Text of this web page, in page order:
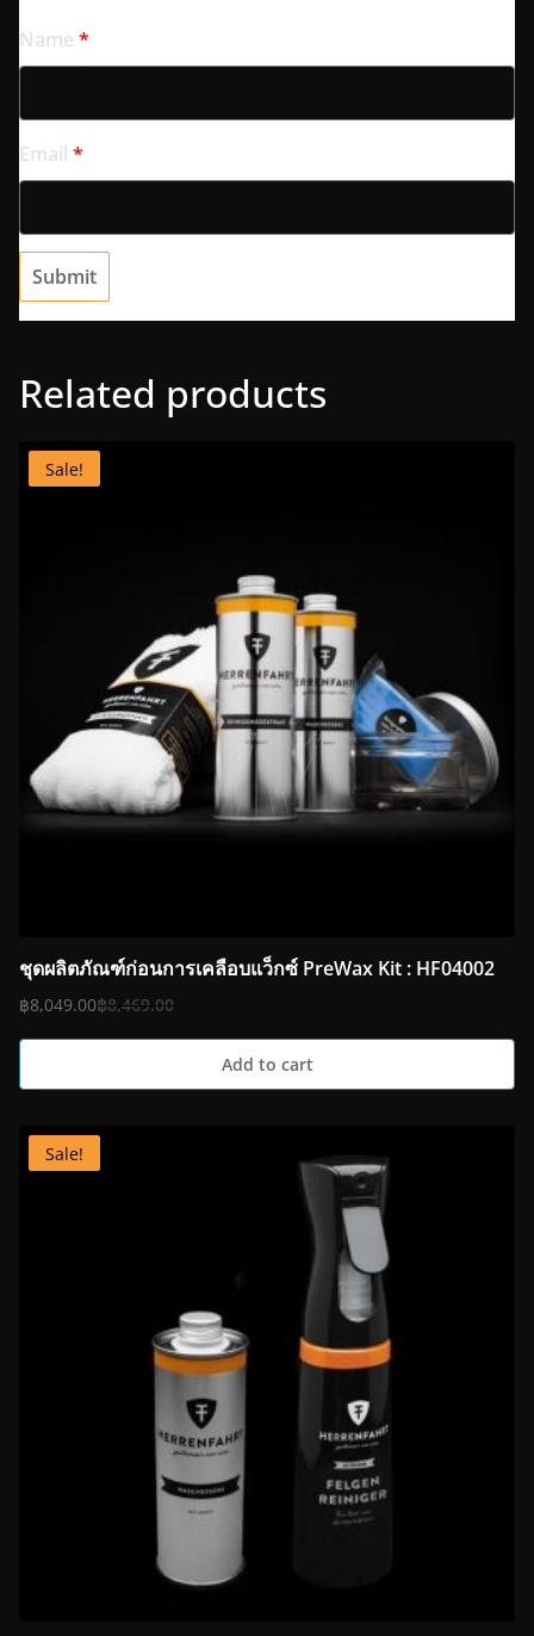
Name *
Email *
Related products
Sale!
ชุดผลิตภัณฑ์ก่อนการเคลือบแว็กซ์ Pre­Wax Kit : HF04002
฿8,469.00
฿8,049.00
Add to cart
Sale!